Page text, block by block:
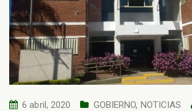
6 abril, 2020 GOBIERNO, NOTICIAS